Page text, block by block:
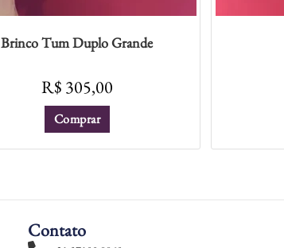
Brinco Tum Duplo Grande
R$ 305,00
Comprar
Contato